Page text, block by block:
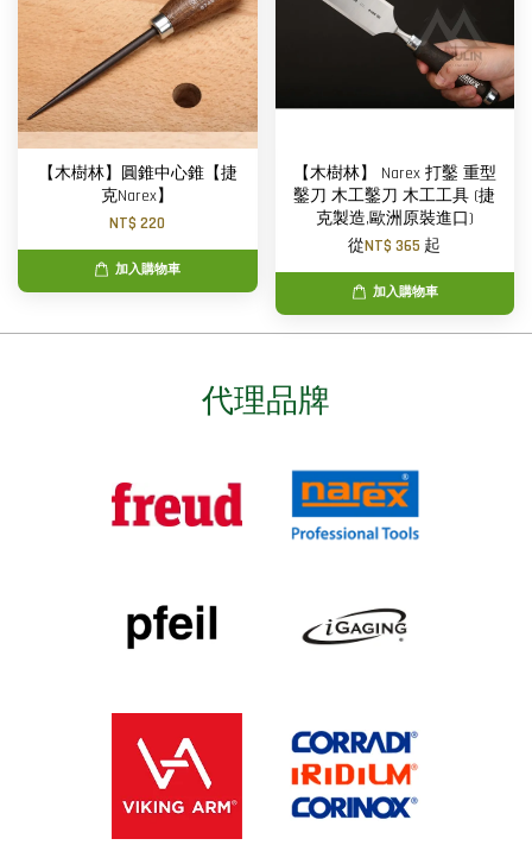
【木樹林】圓錐中心錐【捷
克Narex】
NT$ 220
加入購物車
【木樹林】 Narex 打鑿 重型
鑿刀 木工鑿刀 木工工具 (捷
克製造,歐洲原裝進口)
從NT$ 365 起
加入購物車
代理品牌